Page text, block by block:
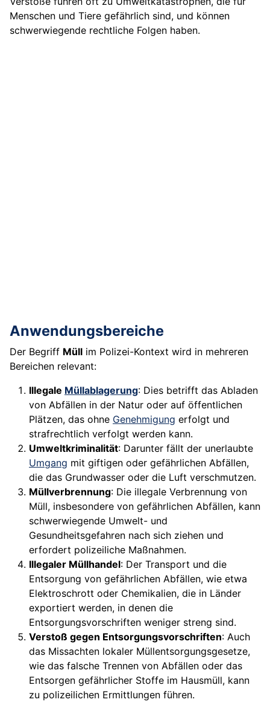
Menschen und Tiere gefährlich sind, und können
schwerwiegende rechtliche Folgen haben.
Anwendungsbereiche
Der Begriff Müll im Polizei-Kontext wird in mehreren
Bereichen relevant:
Illegale Müllablagerung: Dies betrifft das Abladen
von Abfällen in der Natur oder auf öffentlichen
Plätzen, das ohne Genehmigung erfolgt und
strafrechtlich verfolgt werden kann.
Umweltkriminalität: Darunter fällt der unerlaubte
Umgang mit giftigen oder gefährlichen Abfällen,
die das Grundwasser oder die Luft verschmutzen.
Müllverbrennung: Die illegale Verbrennung von
Müll, insbesondere von gefährlichen Abfällen, kann
schwerwiegende Umwelt- und
Gesundheitsgefahren nach sich ziehen und
erfordert polizeiliche Maßnahmen.
Illegaler Müllhandel: Der Transport und die
Entsorgung von gefährlichen Abfällen, wie etwa
Elektroschrott oder Chemikalien, die in Länder
exportiert werden, in denen die
Entsorgungsvorschriften weniger streng sind.
Verstoß gegen Entsorgungsvorschriften: Auch
das Missachten lokaler Müllentsorgungsgesetze,
wie das falsche Trennen von Abfällen oder das
Entsorgen gefährlicher Stoffe im Hausmüll, kann
zu polizeilichen Ermittlungen führen.